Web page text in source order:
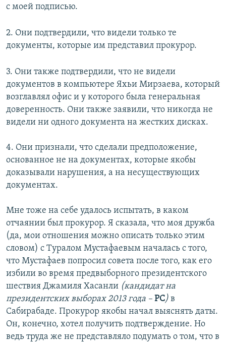
с моей подписью.
2. Они подтвердили, что видели только те
документы, которые им представил прокурор.
3. Они также подтвердили, что не видели
документов в компьютере Яхьи Мирзаева, который
возглавлял офис и у которого была генеральная
доверенность. Они также заявили, что никогда не
видели ни одного документа на жестких дисках.
4. Они признали, что сделали предположение,
основанное не на документах, которые якобы
доказывали нарушения, а на несуществующих
документах.
Мне тоже на себе удалось испытать, в каком
отчаянии был прокурор. Я сказала, что моя дружба
(да, мои отношения можно описать только этим
словом) с Туралом Мустафаевым началась с того,
что Мустафаев попросил совета после того, как его
избили во время предвыборного президентского
шествия Джамиля Хасанли (кандидат на
президентских выборах 2013 года – РС) в
Сабирабаде. Прокурор якобы начал выяснять даты.
Он, конечно, хотел получить подтверждение. Но
ведь труда же не представляло подумать о том, что в